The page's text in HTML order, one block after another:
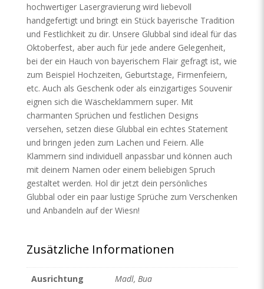
hochwertiger Lasergravierung wird liebevoll
handgefertigt und bringt ein Stück bayerische Tradition
und Festlichkeit zu dir. Unsere Glubbal sind ideal für das
Oktoberfest, aber auch für jede andere Gelegenheit,
bei der ein Hauch von bayerischem Flair gefragt ist, wie
zum Beispiel Hochzeiten, Geburtstage, Firmenfeiern,
etc. Auch als Geschenk oder als einzigartiges Souvenir
eignen sich die Wäscheklammern super. Mit
charmanten Sprüchen und festlichen Designs
versehen, setzen diese Glubbal ein echtes Statement
und bringen jeden zum Lachen und Feiern. Alle
Klammern sind individuell anpassbar und können auch
mit deinem Namen oder einem beliebigen Spruch
gestaltet werden. Hol dir jetzt dein persönliches
Glubbal oder ein paar lustige Sprüche zum Verschenken
und Anbandeln auf der Wiesn!
Zusätzliche Informationen
Ausrichtung Madl, Bua